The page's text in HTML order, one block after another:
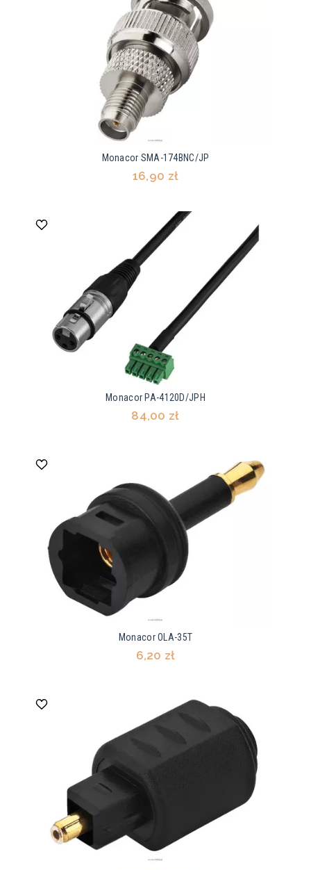
Monacor SMA-174BNC/JP
16,90 zł
Monacor PA-4120D/JPH
84,00 zł
Monacor OLA-35T
6,20 zł